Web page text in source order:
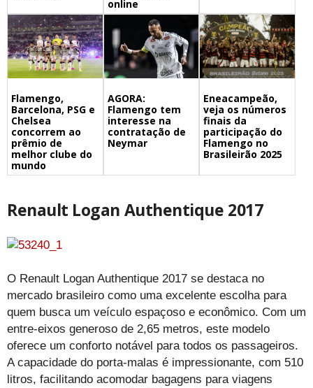
online
Flamengo,
Barcelona, PSG e
Chelsea
concorrem ao
prêmio de
melhor clube do
mundo
AGORA:
Flamengo tem
interesse na
contratação de
Neymar
Eneacampeão,
veja os números
finais da
participação do
Flamengo no
Brasileirão 2025
Renault Logan Authentique 2017
O Renault Logan Authentique 2017 se destaca no
mercado brasileiro como uma excelente escolha para
quem busca um veículo espaçoso e econômico. Com um
entre-eixos generoso de 2,65 metros, este modelo
oferece um conforto notável para todos os passageiros.
A capacidade do porta-malas é impressionante, com 510
litros, facilitando acomodar bagagens para viagens